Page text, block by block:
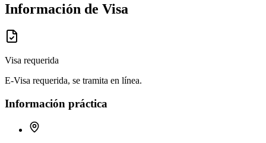
Información de Visa
Visa requerida
E-Visa requerida, se tramita en línea.
Información práctica